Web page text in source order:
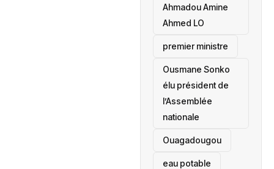
Ahmadou Amine
Ahmed LO
premier ministre
Ousmane Sonko
élu président de
l’Assemblée
nationale
‎Ouagadougou
eau potable